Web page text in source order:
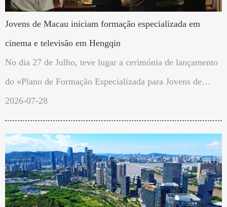
Jovens de Macau iniciam formação especializada em
cinema e televisão em Hengqin
No dia 27 de Julho, teve lugar a cerimónia de lançamento
do «Plano de Formação Especializada para Jovens de
Macau no Estúdio Internacional de Cinema e Televisão de
Hengqin». Os 20 jovens macaenses seleccionados irão
frequentar, durante oito semanas, um programa intensivo
nas áreas do cinema e da televisão.
2026-07-28